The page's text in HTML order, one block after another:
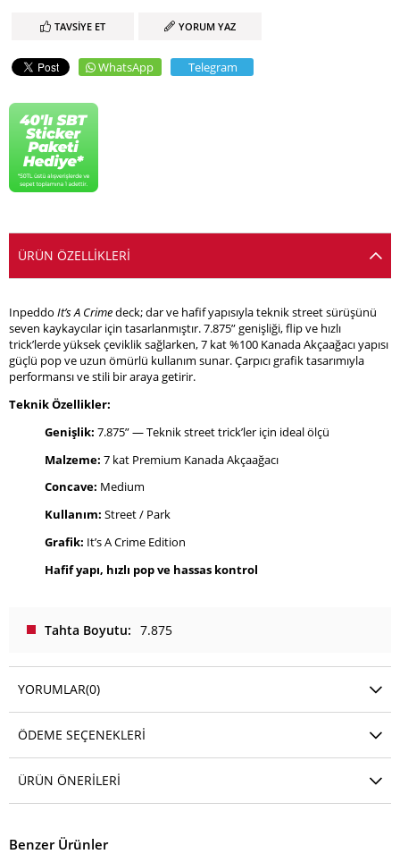
TAVSIYE ET YORUM YAZ
WhatsApp Telegram
ÜRÜN ÖZELLIKLERI
Inpeddo It’s A Crimedeck; dar ve hafif yapısıyla teknik street sürüşünü
seven kaykaycılar için tasarlanmıştır. 7.875” genişliği, flip ve hızlı
trick’lerde yüksek çeviklik sağlarken, 7 kat %100 Kanada Akçaağacı yapısı
güçlü pop ve uzun ömürlü kullanım sunar. Çarpıcı grafik tasarımıyla
performansı ve stili bir araya getirir.
Teknik Özellikler:
Genişlik: 7.875” — Teknik street trick’ler için ideal ölçü
Malzeme: 7 kat Premium Kanada Akçaağacı
Concave: Medium
Kullanım: Street / Park
Grafik: It’s A Crime Edition
Hafif yapı, hızlı pop ve hassas kontrol
Tahta Boyutu 7.875
YORUMLAR(0)
ÖDEME SEÇENEKLERI
ÜRÜN ÖNERILERI
Benzer Ürünler